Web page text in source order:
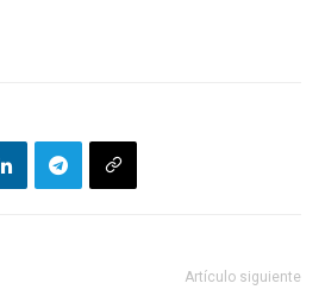
Artículo siguiente